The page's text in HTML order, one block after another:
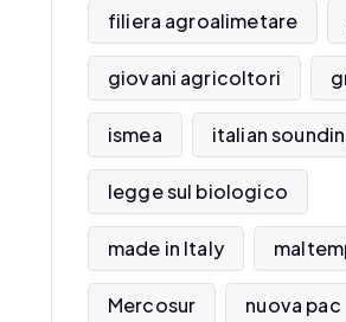
filiera agroalimetare
giovani agricoltori
ismea italian
legge sul biologico
made in Italy
Mercosur nuova pac